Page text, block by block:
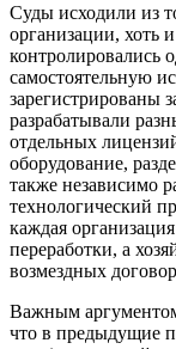
Суды исходили из
организации, хоть
контролировались
самостоятельную
зарегистрированы
разрабатывали
отдельных
оборудование,
также независимо
технологический
каждая
переработки, а
возмездных
Важным
что в предыдущие